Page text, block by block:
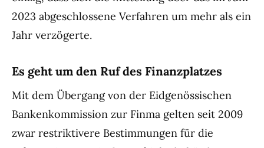
2023 abgeschlossene Verfahren um mehr als ein
Jahr verzögerte.
Es geht um den Ruf des Finanzplatzes
Mit dem Übergang von der Eidgenössischen
Bankenkommission zur Finma gelten seit 2009
zwar restriktivere Bestimmungen für die